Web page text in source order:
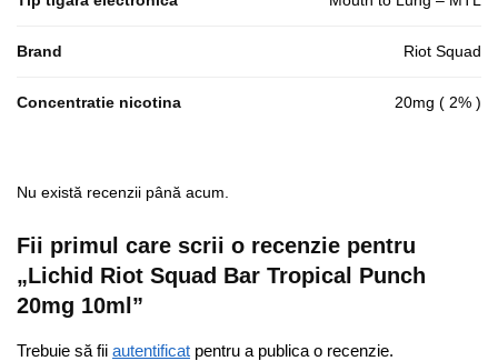
Brand Riot Squad
Concentratie nicotina 20mg ( 2% )
Nu există recenzii până acum.
Fii primul care scrii o recenzie pentru
„Lichid Riot Squad Bar Tropical Punch
20mg 10ml”
Trebuie să fii autentificat pentru a publica o recenzie.